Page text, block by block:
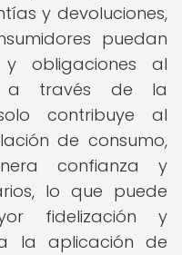
y devoluciones,
puedan
obligaciones al
a través de la
contribuye al
de consumo,
confianza y
lo que puede
fidelización y
la aplicación de